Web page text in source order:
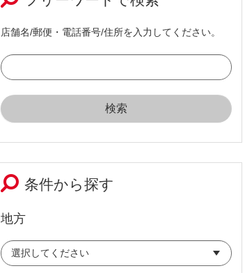
店舗名/郵便・電話番号/住所を入力してください。
条件から探す
地方